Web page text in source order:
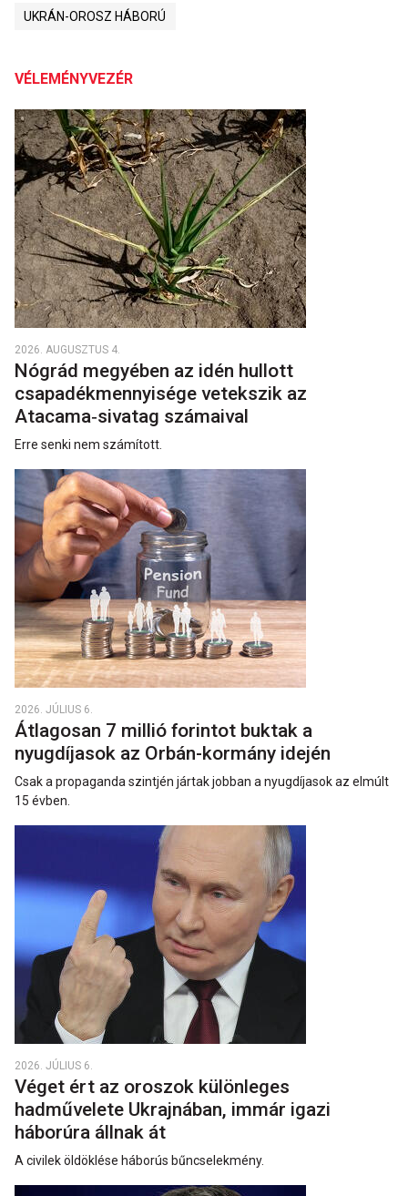
UKRÁN-OROSZ HÁBORÚ
VÉLEMÉNYVEZÉR
2026. AUGUSZTUS 4.
Nógrád megyében az idén hullott
csapadékmennyisége vetekszik az
Atacama‑sivatag számaival
Erre senki nem számított.
2026. JÚLIUS 6.
Átlagosan 7 millió forintot buktak a
nyugdíjasok az Orbán-kormány idején
Csak a propaganda szintjén jártak jobban a nyugdíjasok az elmúlt
15 évben.
2026. JÚLIUS 6.
Véget ért az oroszok különleges
hadművelete Ukrajnában, immár igazi
háborúra állnak át
A civilek öldöklése háborús bűncselekmény.